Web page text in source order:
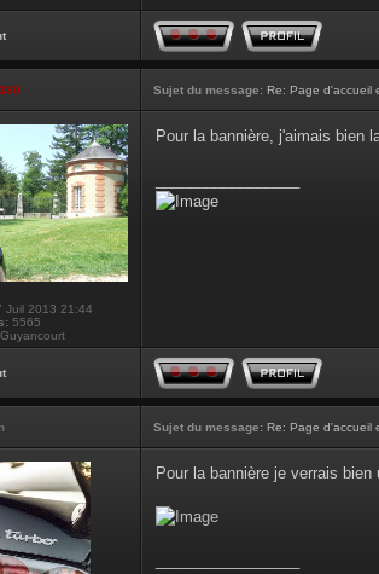
Sujet du message: Re: Page d'accueil
Juil 2013 21:44
5565
Guyancourt
Pour la bannière, j'aimais bien
Sujet du message: Re: Page d'accueil
Pour la bannière je verrais